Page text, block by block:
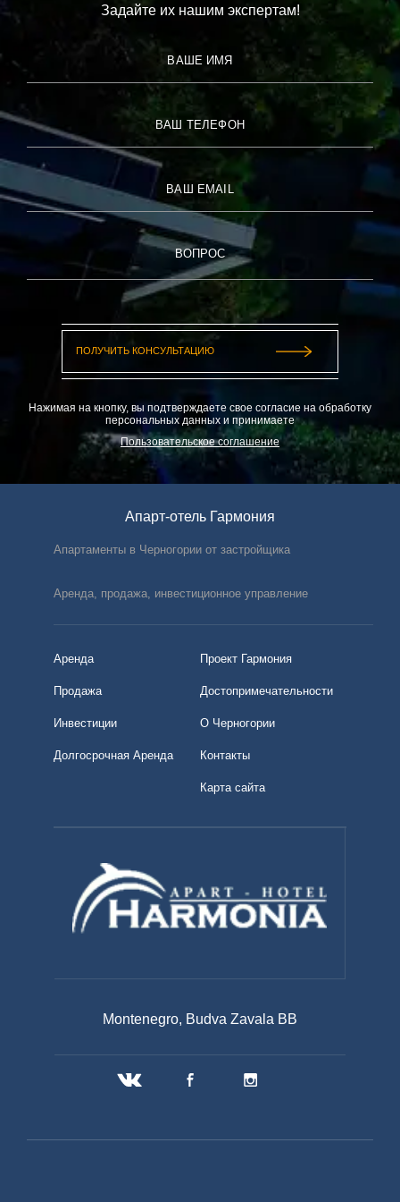
Обеденный стол
Кулер для воды
Бокалы для вина
Высокий стул для ребенка
Обеденная зона на улице
Задайте их нашим экспертам!
ВАШЕ ИМЯ
ВАШ ТЕЛЕФОН
ВАШ EMAIL
ВОПРОС
Нажимая на кнопку, вы подтверждаете свое согласие на обработку
персональных данных и принимаете
Пользовательское соглашение
Апарт-отель Гармония
Апартаменты в Черногории от застройщика
Аренда, продажа, инвестиционное управление
Аренда
Продажа
Инвестиции
Долгосрочная Аренда
Проект Гармония
Достопримечательности
О Черногории
Контакты
Карта сайта
Montenegro, Budva Zavala BB